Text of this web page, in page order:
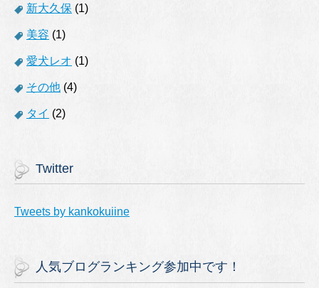
新大久保 (1)
美容 (1)
愛犬レオ (1)
その他 (4)
タイ (2)
Twitter
Tweets by kankokuiine
人気ブログランキング参加中です！